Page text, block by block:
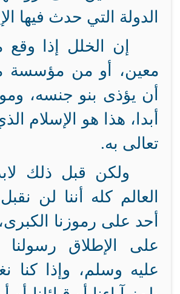
الدولة التي حدث فيها
إن الخلل إذا
معين، أو من مؤسسة
أن يؤذى بنو جنسه،
أبدا، هذا هو الإسلام
تعالى به.
ولكن قبل ذلك
العالم كله أننا لن
أحد على رموزنا
على الإطلاق
عليه وسلم، وإذا